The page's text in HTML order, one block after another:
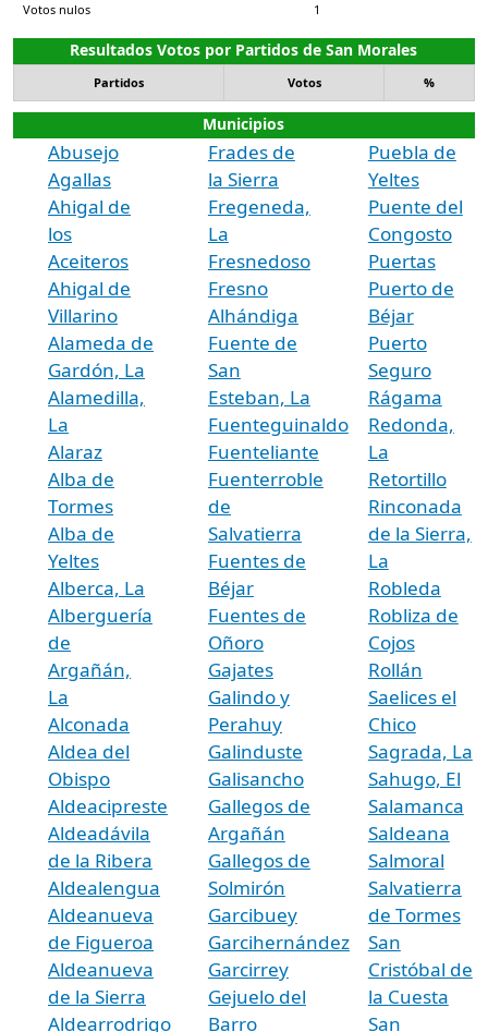
Votos nulos 1
Resultados Votos por Partidos de San Morales
Partidos Votos %
Municipios
Abusejo
Agallas
Ahigal de
los
Aceiteros
Ahigal de
Villarino
Alameda de
Gardón, La
Alamedilla,
La
Alaraz
Alba de
Tormes
Alba de
Yeltes
Alberca, La
Alberguería
de
Argañán,
La
Alconada
Aldea del
Obispo
Aldeacipreste
Aldeadávila
de la Ribera
Aldealengua
Aldeanueva
de Figueroa
Aldeanueva
de la Sierra
Aldearrodrigo
Frades de
la Sierra
Fregeneda,
La
Fresnedoso
Fresno
Alhándiga
Fuente de
San
Esteban, La
Fuenteguinaldo
Fuenteliante
Fuenterroble
de
Salvatierra
Fuentes de
Béjar
Fuentes de
Oñoro
Gajates
Galindo y
Perahuy
Galinduste
Galisancho
Gallegos de
Argañán
Gallegos de
Solmirón
Garcibuey
Garcihernández
Garcirrey
Gejuelo del
Barro
Puebla de
Yeltes
Puente del
Congosto
Puertas
Puerto de
Béjar
Puerto
Seguro
Rágama
Redonda,
La
Retortillo
Rinconada
de la Sierra,
La
Robleda
Robliza de
Cojos
Rollán
Saelices el
Chico
Sagrada, La
Sahugo, El
Salamanca
Saldeana
Salmoral
Salvatierra
de Tormes
San
Cristóbal de
la Cuesta
San